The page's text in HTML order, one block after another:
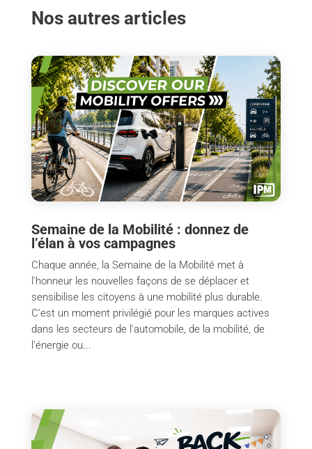
Nos autres articles
Semaine de la Mobilité : donnez de
l’élan à vos campagnes
Chaque année, la Semaine de la Mobilité met à
l'honneur les nouvelles façons de se déplacer et
sensibilise les citoyens à une mobilité plus durable.
C'est un moment privilégié pour les marques actives
dans les secteurs de l'automobile, de la mobilité, de
l'énergie ou...